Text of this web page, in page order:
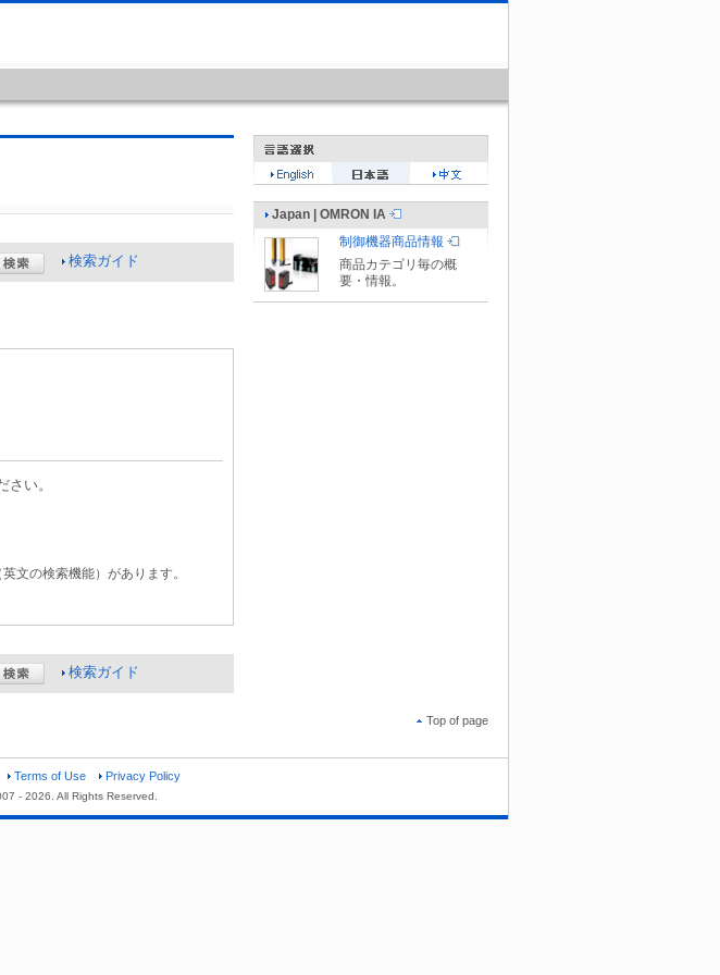
検索ガイド
い。
文の検索機能）があります。
検索ガイド
Japan | OMRON IA
制御機器商品情報
商品カテゴリ毎の概
要・情報。
Top of page
Terms of Use Privacy Policy
- 2026. All Rights Reserved.